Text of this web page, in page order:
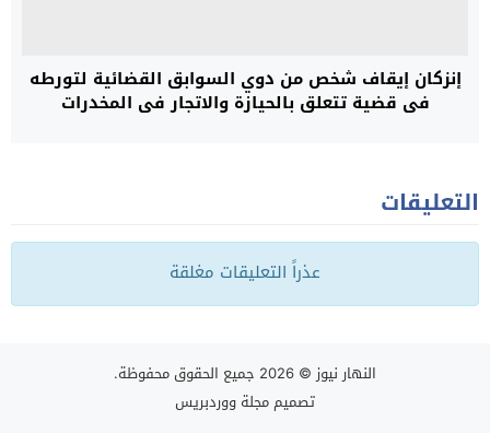
إنزكان إيقاف شخص من دوي السوابق القضائية لتورطه
فى قضية تتعلق بالحيازة والاتجار في المخدرات
التعليقات
عذراً التعليقات مغلقة
النهار نيوز © 2026 جميع الحقوق محفوظة.
تصميممجلة ووردبريس